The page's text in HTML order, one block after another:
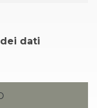
dati